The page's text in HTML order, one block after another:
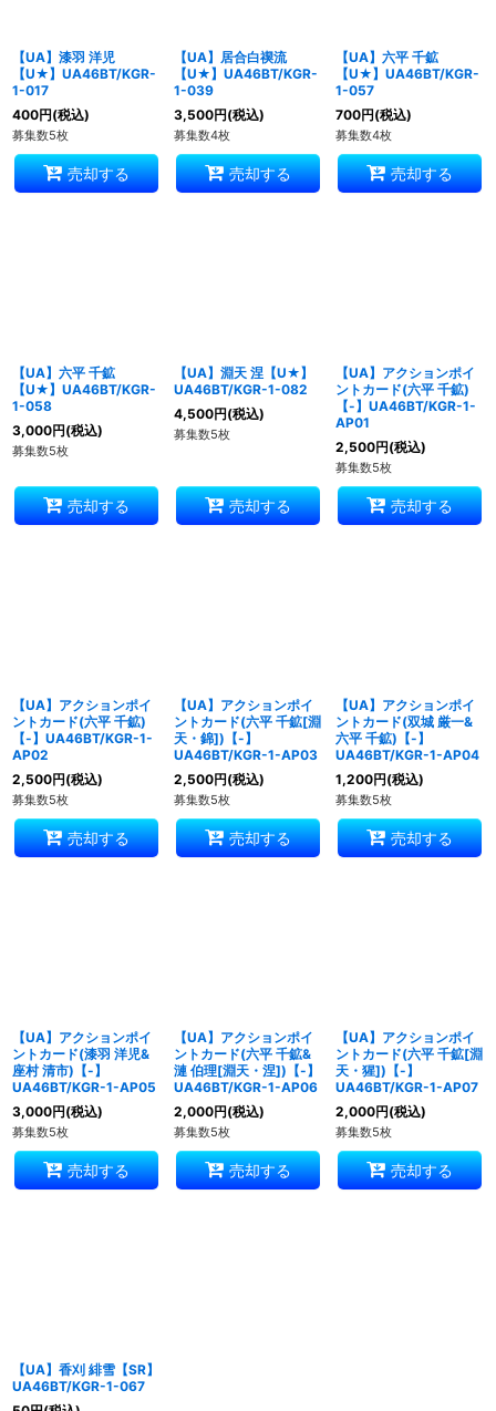
【UA】漆羽 洋児
【U★】UA46BT/KGR-
1-017
400円(税込)
募集数5枚
売却する
【UA】居合白禊流
【U★】UA46BT/KGR-
1-039
3,500円(税込)
募集数4枚
売却する
【UA】六平 千鉱
【U★】UA46BT/KGR-
1-057
700円(税込)
募集数4枚
売却する
【UA】六平 千鉱
【U★】UA46BT/KGR-
1-058
3,000円(税込)
募集数5枚
売却する
【UA】淵天 涅【U★】
UA46BT/KGR-1-082
4,500円(税込)
募集数5枚
売却する
【UA】アクションポイ
ントカード(六平 千鉱)
【-】UA46BT/KGR-1-
AP01
2,500円(税込)
募集数5枚
売却する
【UA】アクションポイ
ントカード(六平 千鉱)
【-】UA46BT/KGR-1-
AP02
2,500円(税込)
募集数5枚
売却する
【UA】アクションポイ
ントカード(六平 千鉱[淵
天・錦])【-】
UA46BT/KGR-1-AP03
2,500円(税込)
募集数5枚
売却する
【UA】アクションポイ
ントカード(双城 厳一&
六平 千鉱)【-】
UA46BT/KGR-1-AP04
1,200円(税込)
募集数5枚
売却する
【UA】アクションポイ
ントカード(漆羽 洋児&
座村 清市)【-】
UA46BT/KGR-1-AP05
3,000円(税込)
募集数5枚
売却する
【UA】アクションポイ
ントカード(六平 千鉱&
漣 伯理[淵天・涅])【-】
UA46BT/KGR-1-AP06
2,000円(税込)
募集数5枚
売却する
【UA】アクションポイ
ントカード(六平 千鉱[淵
天・猩])【-】
UA46BT/KGR-1-AP07
2,000円(税込)
募集数5枚
売却する
【UA】香刈 緋雪【SR】
UA46BT/KGR-1-067